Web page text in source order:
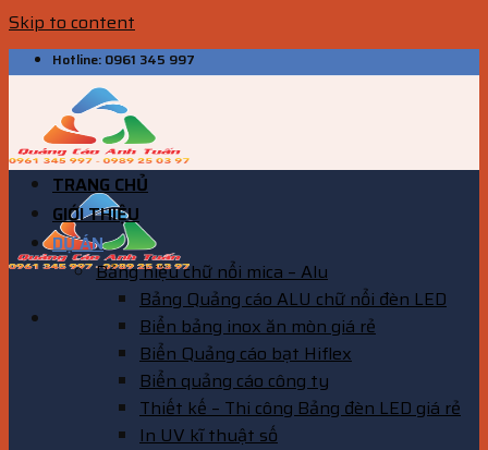
Skip to content
Hotline: 0961 345 997
TRANG CHỦ
GIỚI THIỆU
DỰ ÁN
Bảng hiệu chữ nổi mica – Alu
Bảng Quảng cáo ALU chữ nổi đèn LED
Biển bảng inox ăn mòn giá rẻ
Biển Quảng cáo bạt Hiflex
Biển quảng cáo công ty
Thiết kế – Thi công Bảng đèn LED giá rẻ
In UV kĩ thuật số